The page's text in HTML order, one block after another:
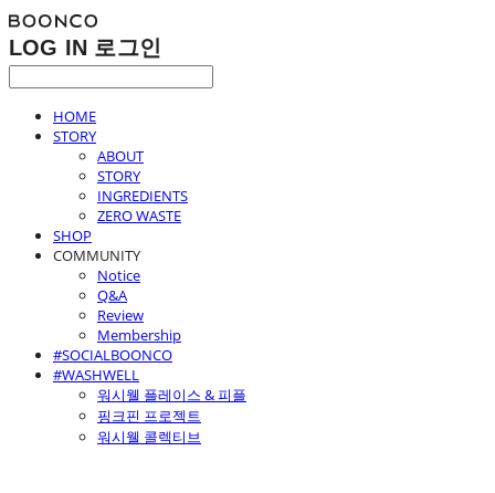
LOG IN 로그인
HOME
STORY
ABOUT
STORY
INGREDIENTS
ZERO WASTE
SHOP
COMMUNITY
Notice
Q&A
Review
Membership
#SOCIALBOONCO
#WASHWELL
워시웰 플레이스 & 피플
핑크핀 프로젝트
워시웰 콜렉티브